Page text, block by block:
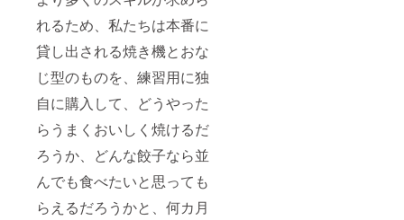
れるため、私たちは本番に
貸し出される焼き機とおな
じ型のものを、練習用に独
自に購入して、どうやった
らうまくおいしく焼けるだ
ろうか、どんな餃子なら並
んでも食べたいと思っても
らえるだろうかと、何カ月